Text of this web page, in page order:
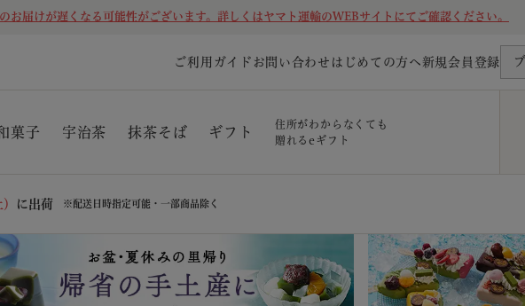
お届けが遅くなる可能性がございます。詳しくはヤマト運輸のWEBサイトにてご確認ください。
ご利用ガイド お問い合わせ はじめての方へ 新規会員登録
菓子 宇治茶 抹茶そば ギフト
住所がわからなくても
贈れるeギフト
に出荷 ※配送日時指定可能・一部商品除く
商品番号/JANコード